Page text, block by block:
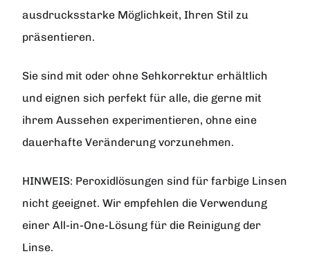
ausdrucksstarke Möglichkeit, Ihren Stil zu
präsentieren.
Sie sind mit oder ohne Sehkorrektur erhältlich
und eignen sich perfekt für alle, die gerne mit
ihrem Aussehen experimentieren, ohne eine
dauerhafte Veränderung vorzunehmen.
HINWEIS: Peroxidlösungen sind für farbige Linsen
nicht geeignet. Wir empfehlen die Verwendung
einer All-in-One-Lösung für die Reinigung der
Linse.